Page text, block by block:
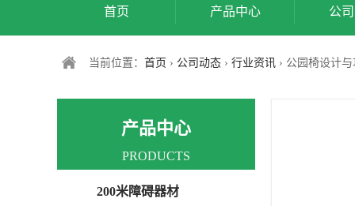
首页 产品中心 公
当前位置： 首页 › 公司动态 › 行业资讯 › 公园椅设计
产品中心
PRODUCTS
200米障碍器材